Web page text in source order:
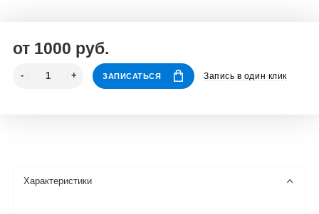
от 1000 руб.
ЗАПИСАТЬСЯ Запись в один клик
Характеристики